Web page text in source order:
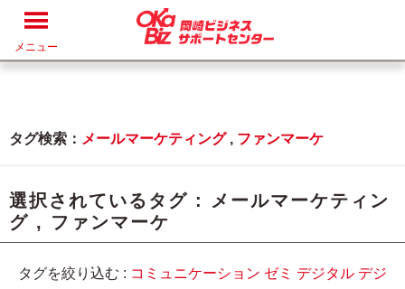
メニュー
タグ検索： メールマーケティング, ファンマーケ
選択されているタグ :
メールマーケティン
グ , ファンマーケ
タグを絞り込む : コミュニケーション ゼミ デジタル デジ